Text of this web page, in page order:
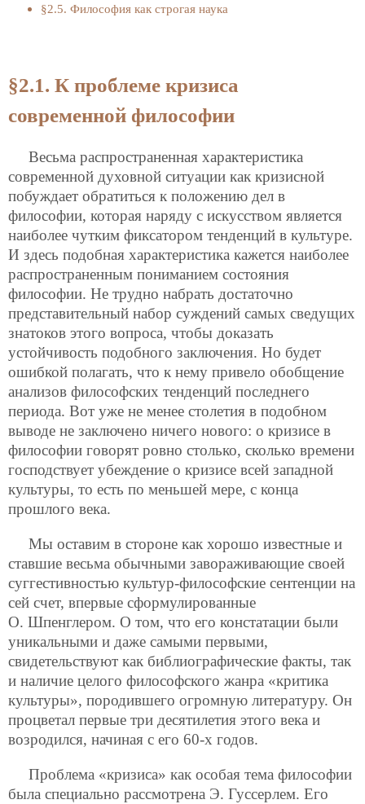
§2.5. Философия как строгая наука
§2.1. К проблеме кризиса
современной философии
Весьма распространенная характеристика
современной духовной ситуации как кризисной
побуждает обратиться к положению дел в
философии, которая наряду с искусством является
наиболее чутким фиксатором тенденций в культуре.
И здесь подобная характеристика кажется наиболее
распространенным пониманием состояния
философии. Не трудно набрать достаточно
представительный набор суждений самых сведущих
знатоков этого вопроса, чтобы доказать
устойчивость подобного заключения. Но будет
ошибкой полагать, что к нему привело обобщение
анализов философских тенденций последнего
периода. Вот уже не менее столетия в подобном
выводе не заключено ничего нового: о кризисе в
философии говорят ровно столько, сколько времени
господствует убеждение о кризисе всей западной
культуры, то есть по меньшей мере, с конца
прошлого века.
Мы оставим в стороне как хорошо известные и
ставшие весьма обычными завораживающие своей
суггестивностью культур-философские сентенции на
сей счет, впервые сформулированные
О. Шпенглером. О том, что его констатации были
уникальными и даже самыми первыми,
свидетельствуют как библиографические факты, так
и наличие целого философского жанра «критика
культуры», породившего огромную литературу. Он
процветал первые три десятилетия этого века и
возродился, начиная с его 60-х годов.
Проблема «кризиса» как особая тема философии
была специально рассмотрена Э. Гуссерлем. Его